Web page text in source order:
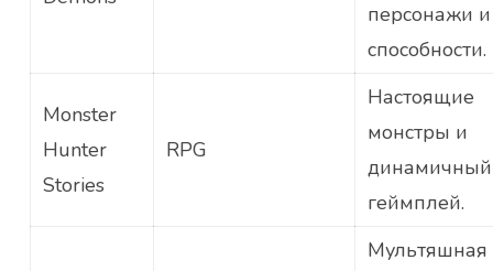
персонажи и
способности.
Monster
Hunter
Stories
RPG
Настоящие
монстры и
динамичный
геймплей.
Мультяшная